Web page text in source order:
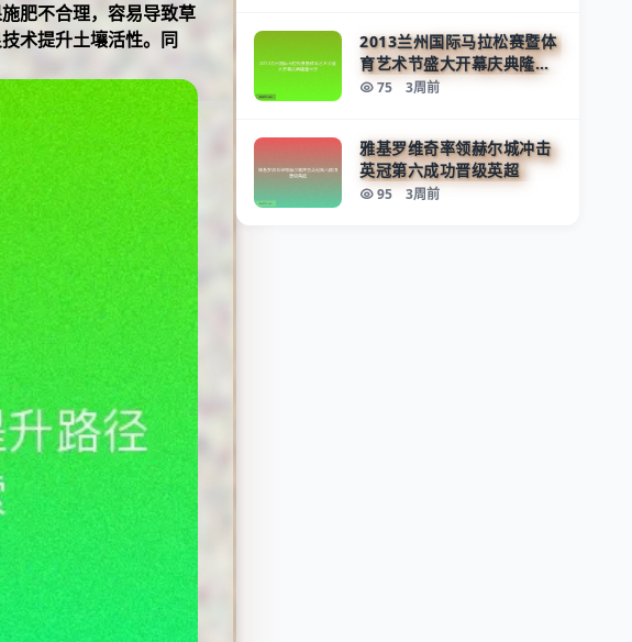
肥不合理，容易导致草
术提升土壤活性。同
2013兰州国际马拉松赛暨体
育艺术节盛大开幕庆典隆重
举行
75 3周前
雅基罗维奇率领赫尔城冲击
英冠第六成功晋级英超
95 3周前